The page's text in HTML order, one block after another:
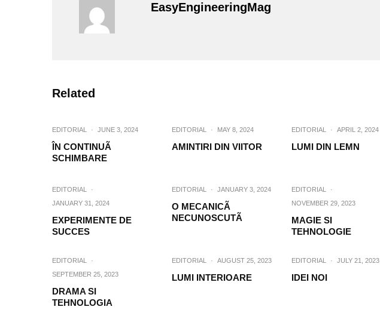
EasyEngineeringMag
Related
EDITORIAL · JUNE 3, 2024
ÎN CONTINUÃ
SCHIMBARE
EDITORIAL · MAY 8, 2024
AMINTIRI DIN VIITOR
EDITORIAL · APRIL 2, 2024
LUMI DIN LEMN
EDITORIAL
·
JANUARY 31, 2024
EXPERIMENTE DE
SUCCES
EDITORIAL · JANUARY 3, 2024
O MECANICÃ
NECUNOSCUTÃ
EDITORIAL
·
NOVEMBER 29, 2023
MAGIE SI
TEHNOLOGIE
EDITORIAL
·
SEPTEMBER 25, 2023
DRAMA SI
TEHNOLOGIA
EDITORIAL · AUGUST 25, 2023
LUMI INTERIOARE
EDITORIAL · JULY 21, 2023
IDEI NOI